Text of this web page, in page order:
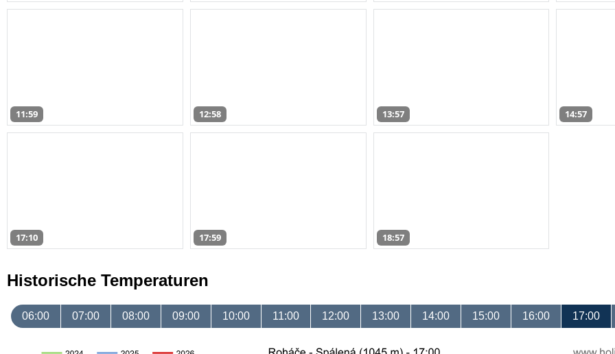
11:59 12:58 13:57 14:57
17:10 17:59 18:57
Historische Temperaturen
06:00 07:00 08:00 09:00 10:00 11:00 12:00 13:00 14:00 15:00 16:00 17:00